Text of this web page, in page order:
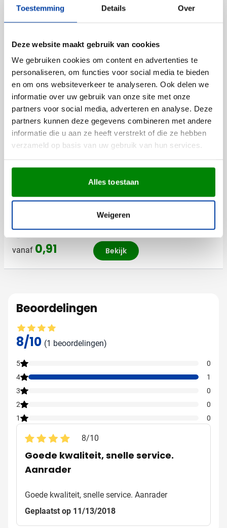
Toestemming Details Over
Deze website maakt gebruik van cookies
We gebruiken cookies om content en advertenties te
personaliseren, om functies voor social media te bieden
en om ons websiteverkeer te analyseren. Ook delen we
informatie over uw gebruik van onze site met onze
partners voor social media, adverteren en analyse. Deze
partners kunnen deze gegevens combineren met andere
informatie die u aan ze heeft verstrekt of die ze hebben
verzameld op basis van uw gebruik van hun services.
Alles toestaan
Weigeren
Anderen bekeken ook
001005017018007 +3
vanaf 0,91
Drinkfles Isabelle | 500 ml |
Gerecycleerd | RVS dop
Bedrukken vanaf 60 stuks
Levering vanaf17 augustus
Bekijk
vanaf 0,91
Bestseller
(3)
Kaartspel in doosje
Bedrukken vanaf 75 stuks
Bekijk
Beoordelingen
Gemiddelde beoordeling: 8 van 10
8/10 (1 beoordelingen)
5
0
4
1
3
0
2
0
1
0
8/10
Goede kwaliteit, snelle service.
Aanrader
Goede kwaliteit, snelle service. Aanrader
Geplaatst op 11/13/2018